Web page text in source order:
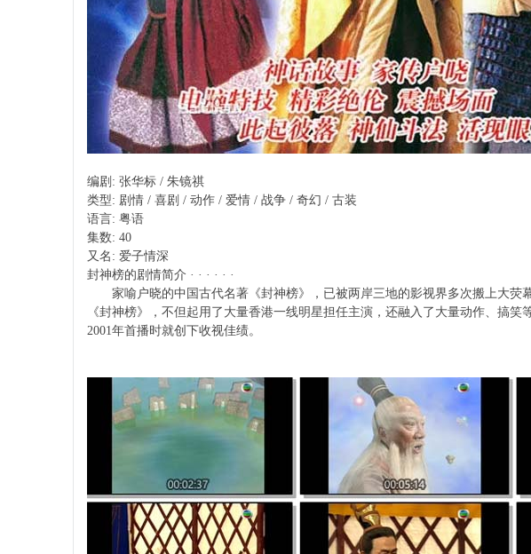
编剧: 张华标 / 朱镜祺
类型: 剧情 / 喜剧 / 动作 / 爱情 / 战争 / 奇幻 / 古装
语言: 粤语
集数: 40
又名: 爱子情深
封神榜的剧情简介 · · · · · ·
家喻户晓的中国古代名著《封神榜》，已被两岸三地的影视界多次搬上大荧
《封神榜》，不但起用了大量香港一线明星担任主演，还融入了大量动作、搞
2001年首播时就创下收视佳绩。